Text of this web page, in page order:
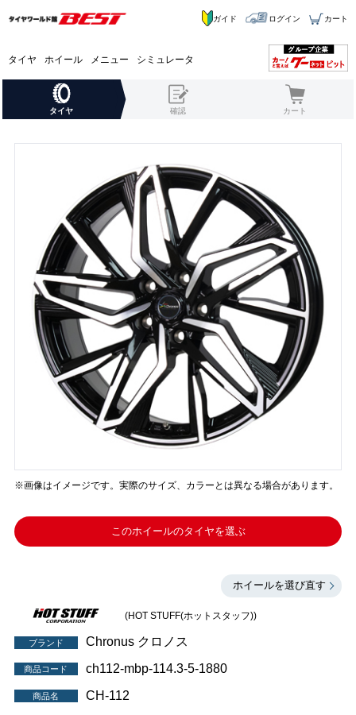
タイヤ ホイール メニュー シミュレータ
ガイド ログイン カート
タイヤ 確認 カート
※画像はイメージです。実際のサイズ、カラーとは異なる場合があります。
このホイールのタイヤを選ぶ
ホイールを選び直す
(HOT STUFF(ホットスタッフ))
ブランド Chronus クロノス
商品コード ch112-mbp-114.3-5-1880
商品名 CH-112